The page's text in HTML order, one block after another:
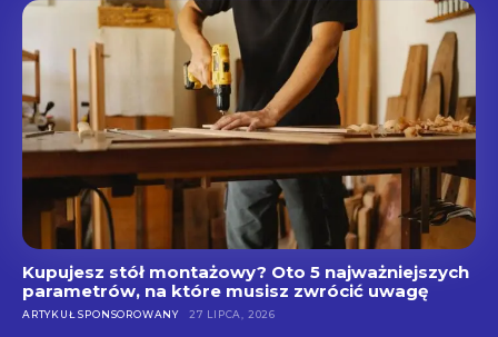
Kupujesz stół montażowy? Oto 5 najważniejszych
parametrów, na które musisz zwrócić uwagę
ARTYKUŁ SPONSOROWANY 27 LIPCA, 2026